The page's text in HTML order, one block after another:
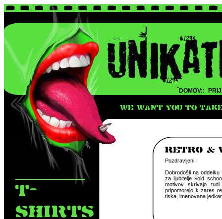
DOMOV::
WE WANT YOU TO
T-
SHIRTS
RETRO &
Pozdravljeni!
Dobrodošli na oddelku
za ljubitelje »old
motivov skrivajo
pripomorejo k zares
tiska, imenovana